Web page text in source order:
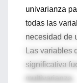
univarianza
todas las
necesidad de
Las variables
significativa
multivarianza.